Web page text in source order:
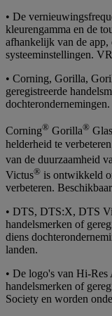
• De
kleurengamma en de
afhankelijk van de app,
systeeminstellingen.
• Corning, Gorilla,
geregistreerde
dochterondernemingen.
Corning® Gorilla®
helderheid te
van de duurzaamheid
Victus® is ontwikkeld
verbeteren.
• DTS, DTS:X, DTS
handelsmerken of
diens
landen.
• De logo's van Hi-
handelsmerken of
Society en worden